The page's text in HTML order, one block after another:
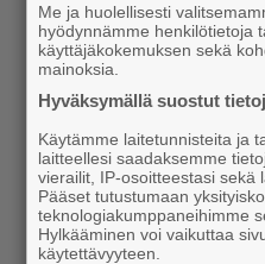
Me ja huolellisesti
hyödynnämme henkilötietoja
käyttäjäkokemuksen sekä
mainoksia.
Hyväksymällä suostut
Käytämme laitetunnisteita ja
laitteellesi saadaksemme
vierailit, IP-osoitteestasi sekä
Pääset tutustumaan
teknologiakumppaneihimme
Hylkääminen voi vaikuttaa
käytettävyyteen.